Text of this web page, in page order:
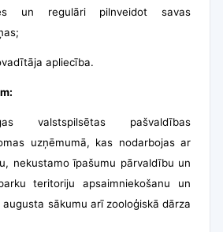
un regulāri pilnveidot savas
apliecība.
valstspilsētas pašvaldības
uzņēmumā, kas nodarbojas ar
nekustamo īpašumu pārvaldību un
teritoriju apsaimniekošanu un
sākumu arī zooloģiskā dārza